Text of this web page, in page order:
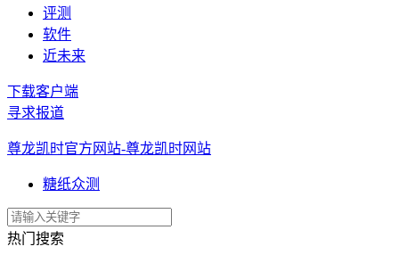
评测
软件
近未来
下载客户端
寻求报道
尊龙凯时官方网站-尊龙凯时网站
糖纸众测
热门搜索